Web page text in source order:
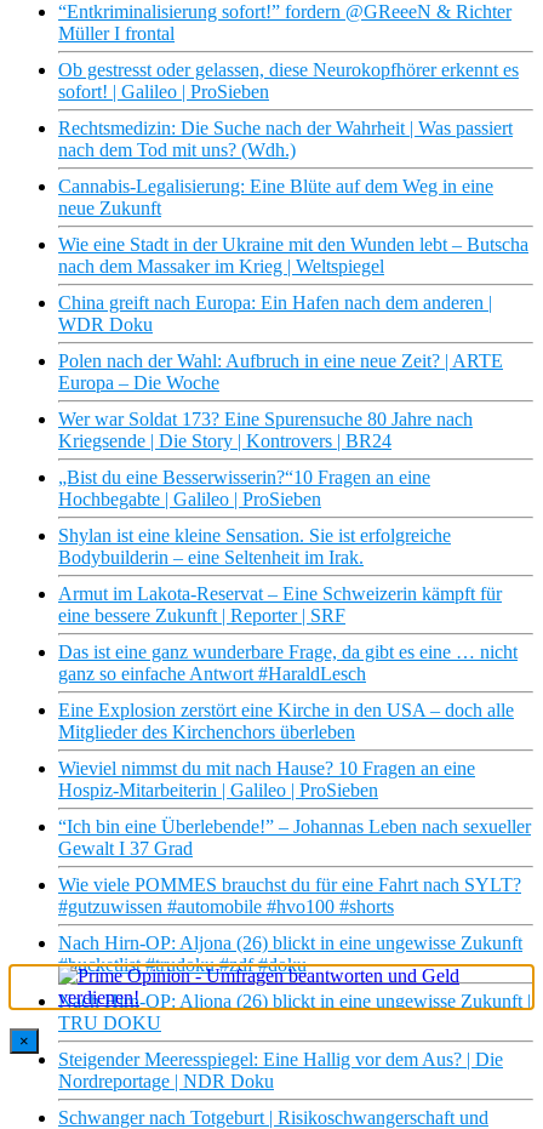
“Entkriminalisierung sofort!” fordern @GReeeN & Richter
Müller I frontal
Ob gestresst oder gelassen, diese Neurokopfhörer erkennt es
sofort! | Galileo | ProSieben
Rechtsmedizin: Die Suche nach der Wahrheit | Was passiert
nach dem Tod mit uns? (Wdh.)
Cannabis-Legalisierung: Eine Blüte auf dem Weg in eine
neue Zukunft
Wie eine Stadt in der Ukraine mit den Wunden lebt – Butscha
nach dem Massaker im Krieg | Weltspiegel
China greift nach Europa: Ein Hafen nach dem anderen |
WDR Doku
Polen nach der Wahl: Aufbruch in eine neue Zeit? | ARTE
Europa – Die Woche
Wer war Soldat 173? Eine Spurensuche 80 Jahre nach
Kriegsende | Die Story | Kontrovers | BR24
„Bist du eine Besserwisserin?“10 Fragen an eine
Hochbegabte | Galileo | ProSieben
Shylan ist eine kleine Sensation. Sie ist erfolgreiche
Bodybuilderin – eine Seltenheit im Irak.
Armut im Lakota-Reservat – Eine Schweizerin kämpft für
eine bessere Zukunft | Reporter | SRF
Das ist eine ganz wunderbare Frage, da gibt es eine … nicht
ganz so einfache Antwort #HaraldLesch
Eine Explosion zerstört eine Kirche in den USA – doch alle
Mitglieder des Kirchenchors überleben
Wieviel nimmst du mit nach Hause? 10 Fragen an eine
Hospiz-Mitarbeiterin | Galileo | ProSieben
“Ich bin eine Überlebende!” – Johannas Leben nach sexueller
Gewalt I 37 Grad
Wie viele POMMES brauchst du für eine Fahrt nach SYLT?
#gutzuwissen #automobile #hvo100 #shorts
Nach Hirn-OP: Aljona (26) blickt in eine ungewisse Zukunft
#bucketlist #trudoku #zdf #doku
Nach Hirn-OP: Aljona (26) blickt in eine ungewisse Zukunft |
TRU DOKU
Steigender Meeresspiegel: Eine Hallig vor dem Aus? | Die
Nordreportage | NDR Doku
Schwanger nach Totgeburt | Risikoschwangerschaft und
×